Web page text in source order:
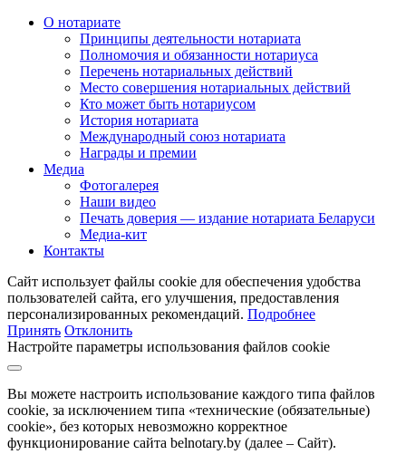
О нотариате
Принципы деятельности нотариата
Полномочия и обязанности нотариуса
Перечень нотариальных действий
Место совершения нотариальных действий
Кто может быть нотариусом
История нотариата
Международный союз нотариата
Награды и премии
Медиа
Фотогалерея
Наши видео
Печать доверия — издание нотариата Беларуси
Медиа-кит
Контакты
Сайт использует файлы cookie для обеспечения удобства
пользователей сайта, его улучшения, предоставления
персонализированных рекомендаций. Подробнее
Принять Отклонить
Настройте параметры использования файлов cookie
Вы можете настроить использование каждого типа файлов
cookie, за исключением типа «технические (обязательные)
cookie», без которых невозможно корректное
функционирование сайта belnotary.by (далее – Сайт).